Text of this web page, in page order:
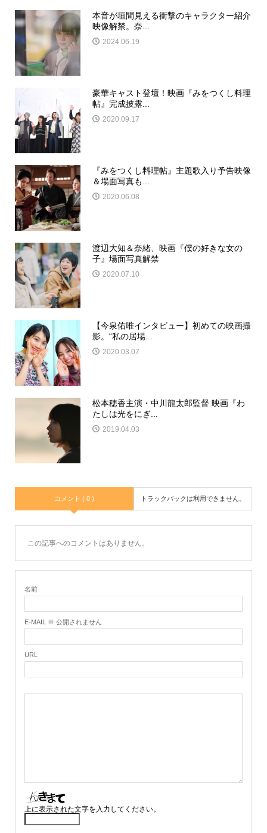
本音が垣間見える衝撃のキャラクター紹介
映像解禁。奈...
2024.06.19
豪華キャスト登壇！映画『みをつくし料理
帖』完成披露...
2020.09.17
『みをつくし料理帖』主題歌入り予告映像
＆場面写真も...
2020.06.08
渡辺大知＆奈緒、映画『僕の好きな女の
子』場面写真解禁
2020.07.10
【今泉佑唯インタビュー】初めての映画撮
影。“私の居場...
2020.03.07
松本穂香主演・中川龍太郎監督 映画『わ
たしは光をにぎ...
2019.04.03
コメント ( 0 ) トラックバックは利用できません。
この記事へのコメントはありません。
名前
E-MAIL ※ 公開されません
URL
上に表示された文字を入力してください。